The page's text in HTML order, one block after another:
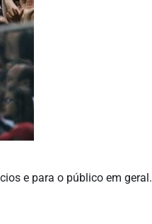
e para o público em geral.